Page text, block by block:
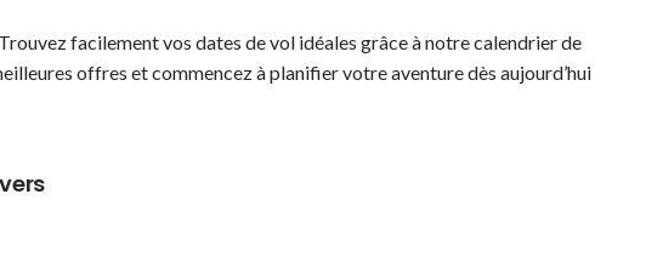
facilement vos dates de vol idéales grâce à notre calendrier de
offres et commencez à planifier votre aventure dès aujourd’hui